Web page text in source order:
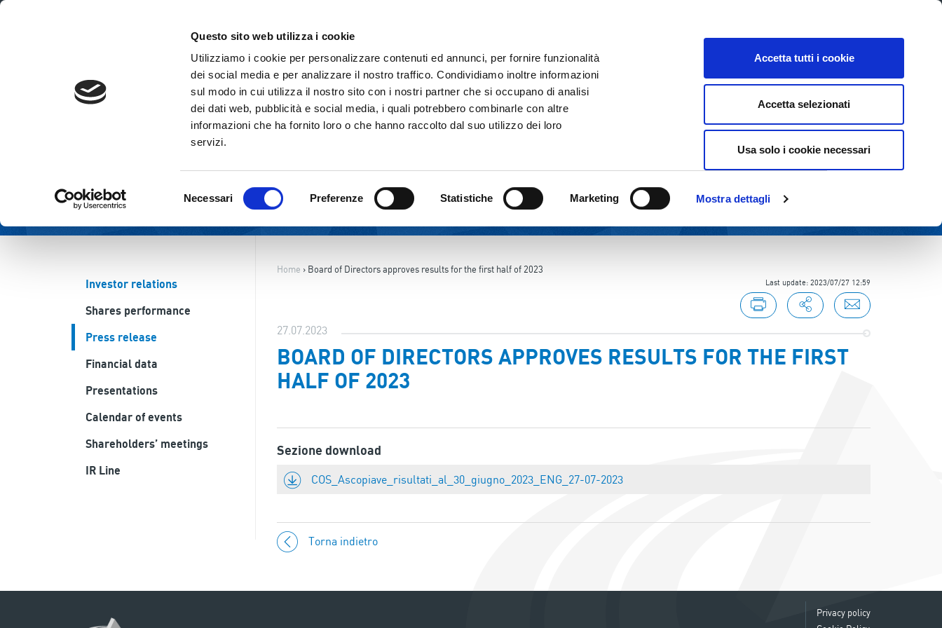
Questo sito web utilizza i cookie
Utilizziamo i cookie per personalizzare contenuti ed annunci, per fornire funzionalità
dei social media e per analizzare il nostro traffico. Condividiamo inoltre informazioni
sul modo in cui utilizza il nostro sito con i nostri partner che si occupano di analisi
dei dati web, pubblicità e social media, i quali potrebbero combinarle con altre
informazioni che ha fornito loro o che hanno raccolto dal suo utilizzo dei loro
servizi.
del
Necessari Preferenze Statistiche Marketing Mostra dettagli
Accetta tutti i cookie
Accetta selezionati
Usa solo i cookie necessari
THE GROUP CORPORATE GOVERNANCE INVESTOR RELATIONS SUSTAINABILITY
Investor relations
Shares performance
Press release
Financial data
Presentations
Calendar of events
Shareholders’ meetings
IR Line
Home › Board of Directors approves results for the first half of 2023
Last update: 2023/07/27 12:59
27.07.2023
BOARD OF DIRECTORS APPROVES RESULTS FOR THE FIRST
HALF OF 2023
Sezione download
COS_Ascopiave_risultati_al_30_giugno_2023_ENG_27-07-2023
Torna indietro
Privacy policy